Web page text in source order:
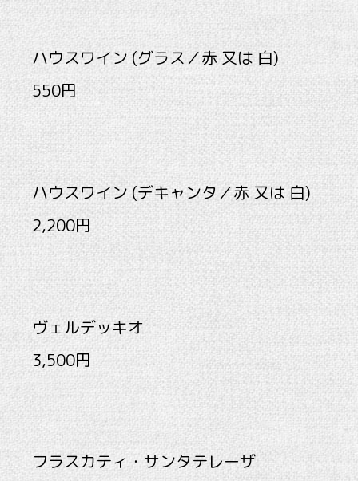
ハウスワイン (グラス／赤 又は 白)
550円
ハウスワイン (デキャンタ／赤 又は 白)
2,200円
ヴェルデッキオ
3,500円
フラスカティ・サンタテレーザ